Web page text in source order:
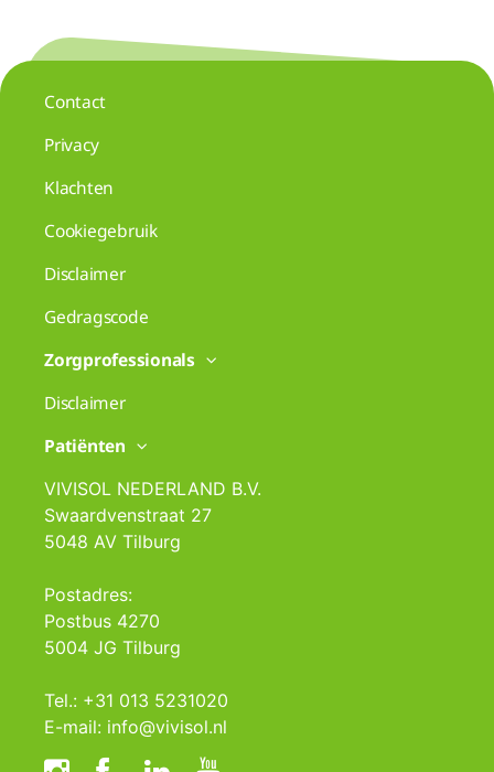
Contact
Privacy
Klachten
Cookiegebruik
Disclaimer
Gedragscode
Zorgprofessionals
Disclaimer
Patiënten
VIVISOL NEDERLAND B.V.
Swaardvenstraat 27
5048 AV Tilburg
Postadres:
Postbus 4270
5004 JG Tilburg
Tel.: +31 013 5231020
E-mail: info@vivisol.nl